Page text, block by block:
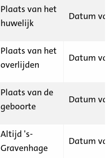
Plaats van het
huwelijk
Datum
Plaats van het
overlijden
Datum
Plaats van de
geboorte
Datum
Altijd 's-
Gravenhage
Datum